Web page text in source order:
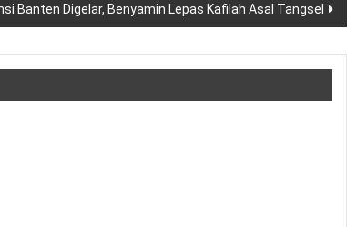
Banten Digelar, Benyamin Lepas Kafilah Asal Tangsel